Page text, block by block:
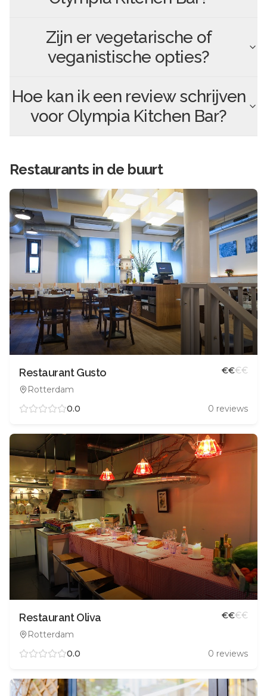
Zijn er vegetarische of
veganistische opties?
Hoe kan ik een review schrijven
voor Olympia Kitchen Bar?
Restaurants in de buurt
Restaurant Gusto
Rotterdam
€€€€
0.0 0 reviews
Restaurant Oliva
Rotterdam
€€€€
0.0 0 reviews